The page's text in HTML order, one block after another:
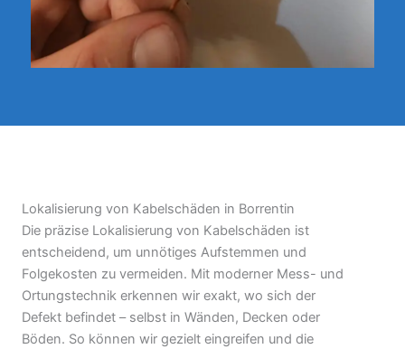
Lokalisierung von Kabelschäden in Borrentin
Die präzise Lokalisierung von Kabelschäden ist
entscheidend, um unnötiges Aufstemmen und
Folgekosten zu vermeiden. Mit moderner Mess- und
Ortungstechnik erkennen wir exakt, wo sich der
Defekt befindet – selbst in Wänden, Decken oder
Böden. So können wir gezielt eingreifen und die